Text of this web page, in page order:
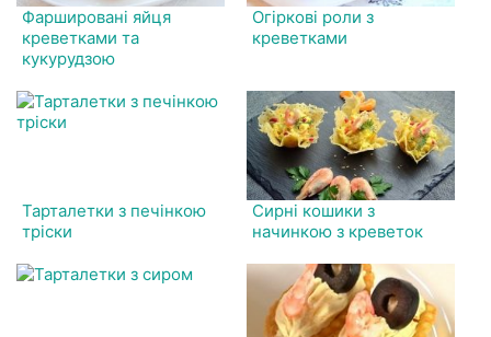
Фаршировані яйця
креветками та
кукурудзою
Огіркові роли з
креветками
Тарталетки з печінкою
тріски
Сирні кошики з
начинкою з креветок